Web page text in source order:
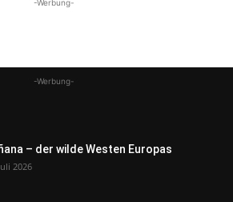
-Werbung-
-Werbung-
– der wilde Westen Europas
2026